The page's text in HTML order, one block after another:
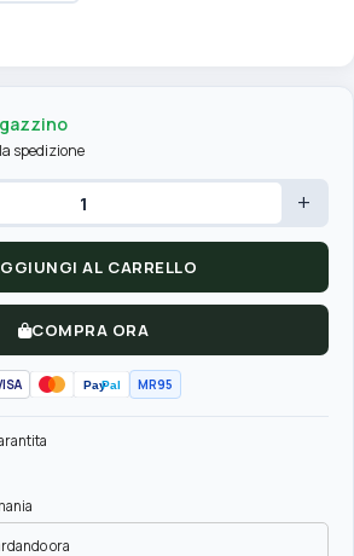
spedizione
+
AL CARRELLO
COMPRA ORA
PayPal MR95
ora